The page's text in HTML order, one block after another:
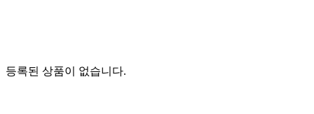
등록된 상품이 없습니다.